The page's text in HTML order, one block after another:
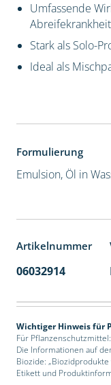
Umfassende
Stark als Solo-
Ideal als
Formulierung
Emulsion, Öl in
Artikelnummer
06032914
Wichtiger Hinweis für
Für
Die Informationen auf
Biozide:
Etikett und